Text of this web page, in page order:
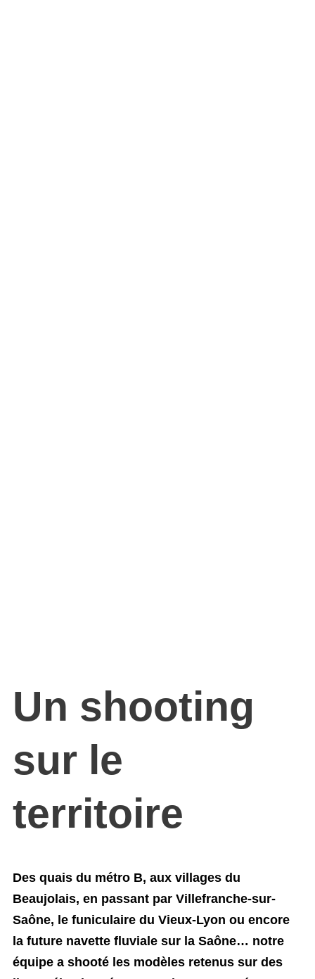
Un shooting
sur le
territoire
Des quais du métro B, aux villages du
Beaujolais, en passant par Villefranche-sur-
Saône, le funiculaire du Vieux-Lyon ou encore
la future navette fluviale sur la Saône… notre
équipe a shooté les modèles retenus sur des